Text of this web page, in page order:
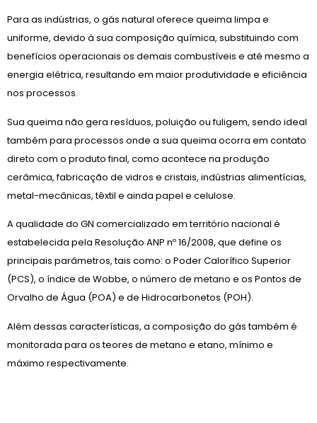
Para as indústrias, o gás natural oferece queima limpa e
uniforme, devido à sua composição química, substituindo com
benefícios operacionais os demais combustíveis e até mesmo a
energia elétrica, resultando em maior produtividade e eficiência
nos processos.
Sua queima não gera resíduos, poluição ou fuligem, sendo ideal
também para processos onde a sua queima ocorra em contato
direto com o produto final, como acontece na produção
cerâmica, fabricação de vidros e cristais, indústrias alimentícias,
metal-mecânicas, têxtil e ainda papel e celulose.
A qualidade do GN comercializado em território nacional é
estabelecida pela Resolução ANP nº 16/2008, que define os
principais parâmetros, tais como: o Poder Calorífico Superior
(PCS), o índice de Wobbe, o número de metano e os Pontos de
Orvalho de Água (POA) e de Hidrocarbonetos (POH).
Além dessas características, a composição do gás também é
monitorada para os teores de metano e etano, mínimo e
máximo respectivamente.